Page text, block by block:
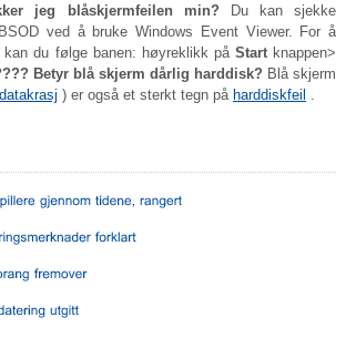
jeg blåskjermfeilen min? Du kan sjekke
ved å bruke Windows Event Viewer. For å
du følge banen: høyreklikk på Startknappen>
Betyr blå skjerm dårlig harddisk? Blå skjerm
datakrasj ) er også et sterkt tegn på harddiskfeil